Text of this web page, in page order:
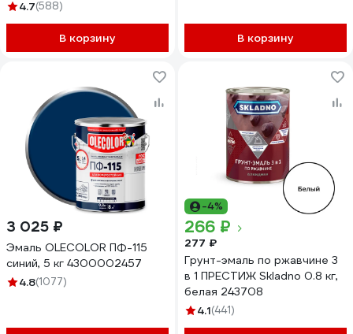
4.7(588)
В корзину В корзину
3 025 ₽
Эмаль OLECOLOR ПФ-115
синий, 5 кг 4300002457
4.8(1077)
-4%
266 ₽
277 ₽
Грунт-эмаль по ржавчине 3
в 1 ПРЕСТИЖ Skladno 0.8 кг,
белая 243708
4.1(441)